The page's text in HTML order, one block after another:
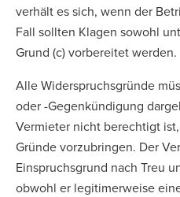
verhält es sich, wenn der
Fall sollten Klagen sowohl
Grund (c) vorbereitet werden.
Alle Widerspruchsgründe
oder -Gegenkündigung
Vermieter nicht berechtigt
Gründe vorzubringen. Der
Einspruchsgrund nach Treu
obwohl er legitimerweise